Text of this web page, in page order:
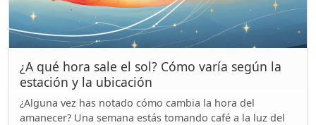
¿A qué hora sale el sol? Cómo varía según la
estación y la ubicación
¿Alguna vez has notado cómo cambia la hora del
amanecer? Una semana estás tomando café a la luz del